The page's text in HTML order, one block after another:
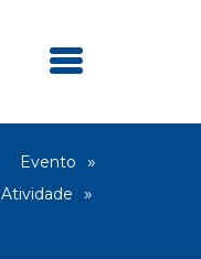
Evento
Atividade